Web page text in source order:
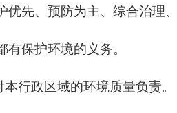
优先、预防为主、综合治理
保护环境的义务。
行政区域的环境质量负责。